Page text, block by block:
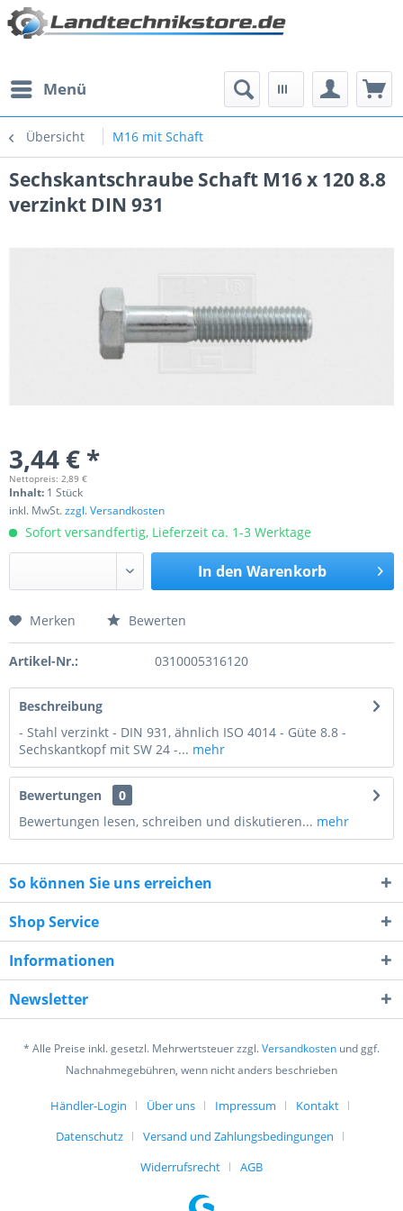
Menü
Übersicht M16 mit Schaft
Sechskantschraube Schaft M16 x 120 8.8
verzinkt DIN 931
3,44 € *
Nettopreis: 2,89 €
Inhalt: 1 Stück
inkl. MwSt.zzgl. Versandkosten
Sofort versandfertig, Lieferzeit ca. 1-3 Werktage
In den Warenkorb
Preis anfragen
10 * 9 = ?
Ich habe dieDatenschutzerklärunggelesen,
verstanden und stimme zu. *
Merken Bewerten
Artikel-Nr.: 0310005316120
Beschreibung
- Stahl verzinkt - DIN 931, ähnlich ISO 4014 - Güte 8.8 -
Sechskantkopf mit SW 24 -... mehr
Bewertungen
0
Bewertungen lesen, schreiben und diskutieren... mehr
So können Sie uns erreichen
Shop Service
Informationen
Newsletter
* Alle Preise inkl. gesetzl. Mehrwertsteuer zzgl.Versandkosten und ggf.
Nachnahmegebühren, wenn nicht anders beschrieben
Händler-Login Über uns Impressum
Kontakt
Datenschutz
Versand und Zahlungsbedingungen
Widerrufsrecht
AGB